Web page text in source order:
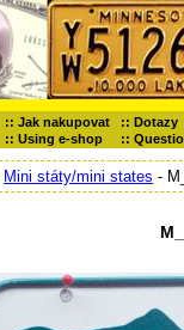
:: Jak nakupovat :: Dotazy
:: Using e-shop ::
Mini státy/mini states -